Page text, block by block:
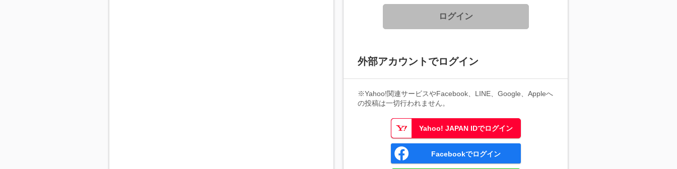
ログイン
外部アカウントでログイン
※Yahoo!関連サービスやFacebook、LINE、Google、Appleへ
の投稿は一切行われません。
Yahoo! JAPAN IDでログイン
Facebookでログイン